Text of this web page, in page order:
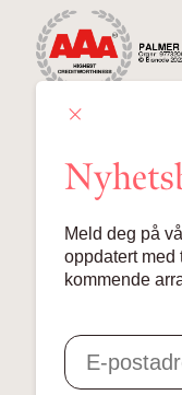
Lille Grensen
© 2024
Meld deg på
oppdatert med
kommende